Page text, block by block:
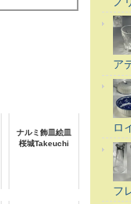
ナルミ飾皿絵皿
桜城Takeuchi
ア
ロ
フ